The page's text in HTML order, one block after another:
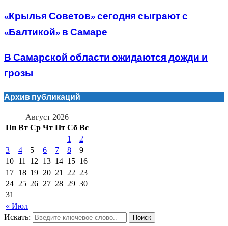
«Крылья Советов» сегодня сыграют с
«Балтикой» в Самаре
В Самарской области ожидаются дожди и
грозы
Архив публикаций
Август 2026
Пн Вт Ср Чт Пт Сб Вс
« Июл
1
2
3
4 5 6 7 8
9
10 11 12 13 14 15 16
17 18 19 20 21 22 23
24 25 26 27 28 29 30
31
Искать: Поиск